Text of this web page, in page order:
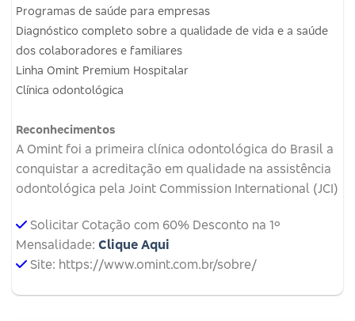
Programas de saúde para empresas
Diagnóstico completo sobre a qualidade de vida e a saúde
dos colaboradores e familiares
Linha Omint Premium Hospitalar
Clínica odontológica
Reconhecimentos
A Omint foi a primeira clínica odontológica do Brasil a
conquistar a acreditação em qualidade na assistência
odontológica pela Joint Commission International (JCI)
Solicitar Cotação com 60% Desconto na 1º
Mensalidade: Clique Aqui
Site: https://www.omint.com.br/sobre/